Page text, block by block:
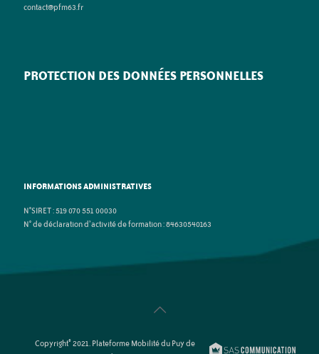
contact@pfm63.fr
PROTECTION DES DONNÉES PERSONNELLES
INFORMATIONS ADMINISTRATIVES
N°SIRET : 519 070 551 00030
N° de déclaration d’activité de formation : 84630540163
Copyright© 2021. Plateforme Mobilité du Puy de